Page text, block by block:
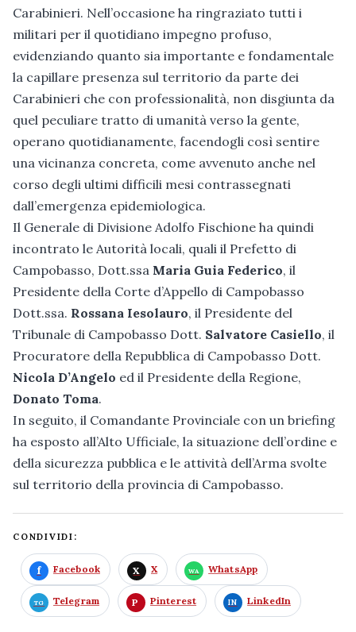
Carabinieri. Nell’occasione ha ringraziato tutti i
militari per il quotidiano impegno profuso,
evidenziando quanto sia importante e fondamentale
la capillare presenza sul territorio da parte dei
Carabinieri che con professionalità, non disgiunta da
quel peculiare tratto di umanità verso la gente,
operano quotidianamente, facendogli così sentire
una vicinanza concreta, come avvenuto anche nel
corso degli ultimi difficili mesi contrassegnati
dall’emergenza epidemiologica.
Il Generale di Divisione Adolfo Fischione ha quindi
incontrato le Autorità locali, quali il Prefetto di
Campobasso, Dott.ssa Maria Guia Federico, il
Presidente della Corte d’Appello di Campobasso
Dott.ssa. Rossana Iesolauro, il Presidente del
Tribunale di Campobasso Dott. Salvatore Casiello, il
Procuratore della Repubblica di Campobasso Dott.
Nicola D’Angelo ed il Presidente della Regione,
Donato Toma.
In seguito, il Comandante Provinciale con un briefing
ha esposto all’Alto Ufficiale, la situazione dell’ordine e
della sicurezza pubblica e le attività dell’Arma svolte
sul territorio della provincia di Campobasso.
CONDIVIDI:
Facebook X WhatsApp
Telegram Pinterest LinkedIn